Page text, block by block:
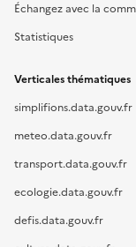
Échangez avec la
Statistiques
Verticales thématiques
simplifions.data.gouv.fr
meteo.data.gouv.fr
transport.data.gouv.fr
ecologie.data.gouv.fr
defis.data.gouv.fr